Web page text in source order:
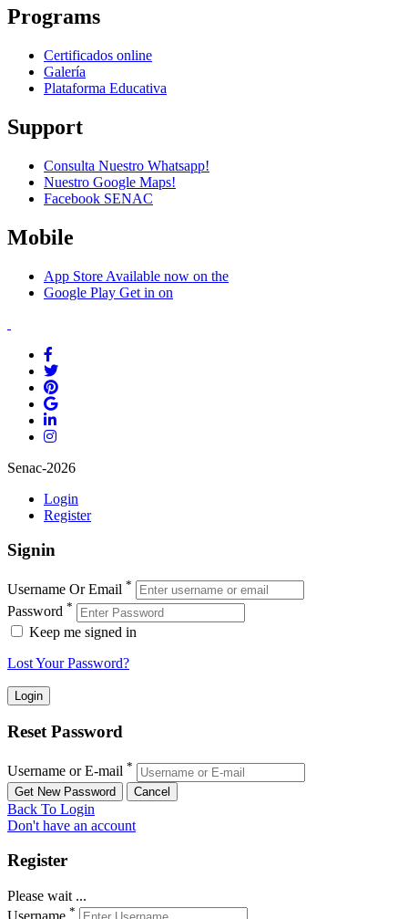
Programs
Certificados online
Galería
Plataforma Educativa
Support
Consulta Nuestro Whatsapp!
Nuestro Google Maps!
Facebook SENAC
Mobile
App Store Available now on the
Google Play Get in on
Senac-2026
Login
Register
Signin
Username Or Email *
Password *
Keep me signed in
Lost Your Password?
Reset Password
Username or E-mail *
Back To Login
Don't have an account
Register
Please wait ...
*